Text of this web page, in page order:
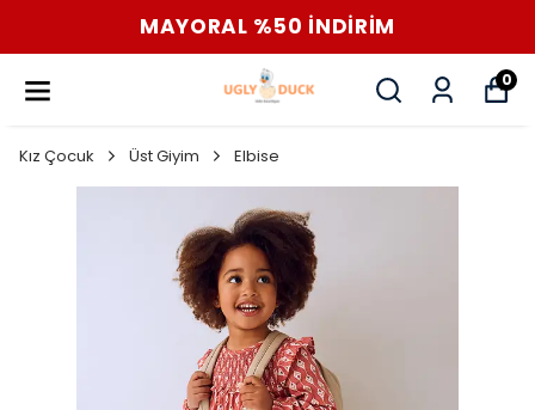
MAYORAL %50 İNDİRİM
0
Kız Çocuk Üst Giyim Elbise